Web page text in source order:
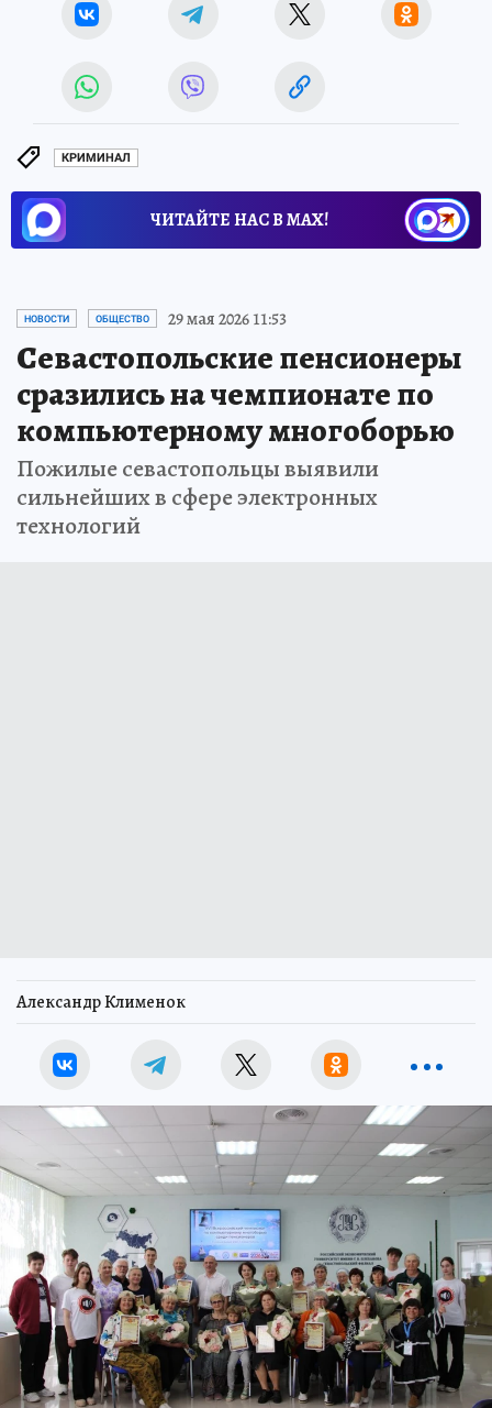
КРИМИНАЛ
ЧИТАЙТЕ НАС В МАХ!
НОВОСТИ ОБЩЕСТВО 29 мая 2026 11:53
Севастопольские пенсионеры
сразились на чемпионате по
компьютерному многоборью
Пожилые севастопольцы выявили
сильнейших в сфере электронных
технологий
Александр Клименок